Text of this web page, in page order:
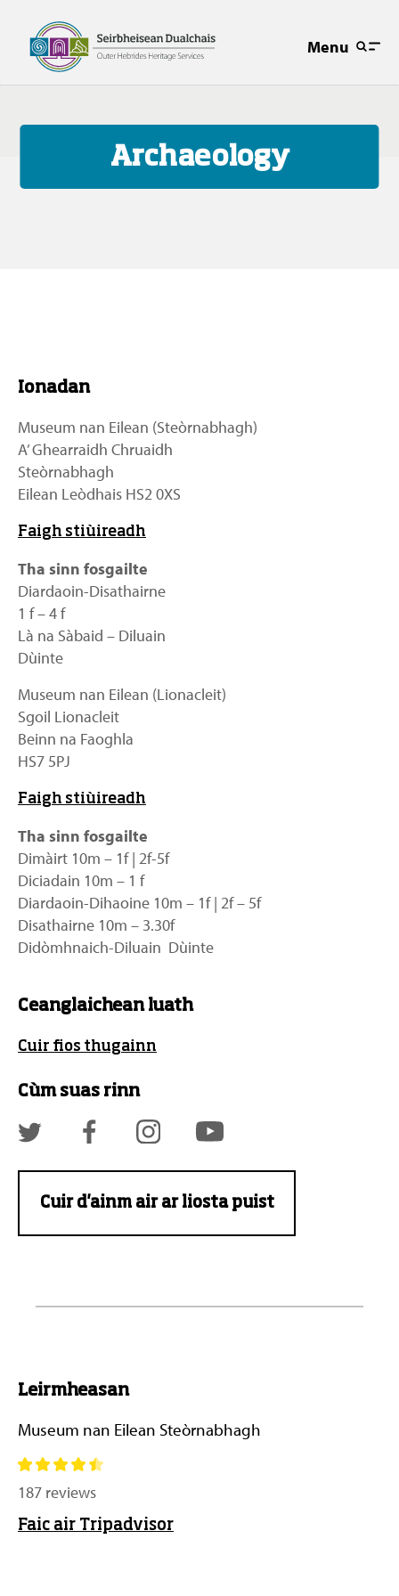
Menu
Archaeology
Ionadan
Museum nan Eilean (Steòrnabhagh)
A’ Ghearraidh Chruaidh
Steòrnabhagh
Eilean Leòdhais HS2 0XS
Faigh stiùireadh
Tha sinn fosgailte
Diardaoin-Disathairne
1 f – 4 f
Là na Sàbaid – Diluain
Dùinte
Museum nan Eilean (Lionacleit)
Sgoil Lionacleit
Beinn na Faoghla
HS7 5PJ
Faigh stiùireadh
Tha sinn fosgailte
Dimàirt 10m – 1f | 2f-5f
Diciadain 10m – 1 f
Diardaoin-Dihaoine 10m – 1f | 2f – 5f
Disathairne 10m – 3.30f
Didòmhnaich-Diluain Dùinte
Ceanglaichean luath
Cuir fios thugainn
Cùm suas rinn
Cuir d'ainm air ar liosta puist
Leirmheasan
Museum nan Eilean Steòrnabhagh
187 reviews
Faic air Tripadvisor